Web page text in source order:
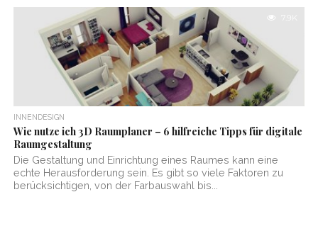
7.9K
INNENDESIGN
Wie nutze ich 3D Raumplaner – 6 hilfreiche Tipps für digitale
Raumgestaltung
Die Gestaltung und Einrichtung eines Raumes kann eine
echte Herausforderung sein. Es gibt so viele Faktoren zu
berücksichtigen, von der Farbauswahl bis...